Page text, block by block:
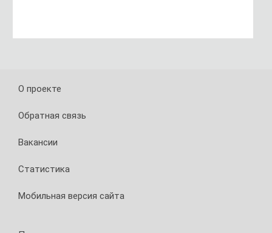
О проекте
Обратная связь
Вакансии
Статистика
Мобильная версия сайта